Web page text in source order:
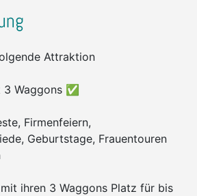
Attraktion
Waggons ✅
Firmenfeiern,
Geburtstage, Frauentouren
ihren 3 Waggons Platz für bis